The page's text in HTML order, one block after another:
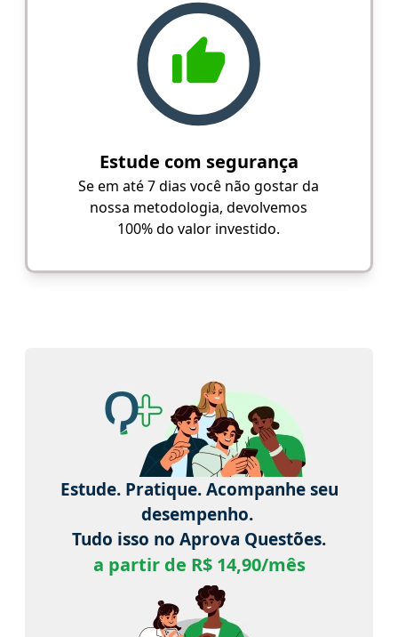
Estude com segurança
Se em até 7 dias você não gostar da
nossa metodologia, devolvemos
100% do valor investido.
Estude. Pratique. Acompanhe seu
desempenho.
Tudo isso no Aprova Questões.
a partir de R$ 14,90/mês